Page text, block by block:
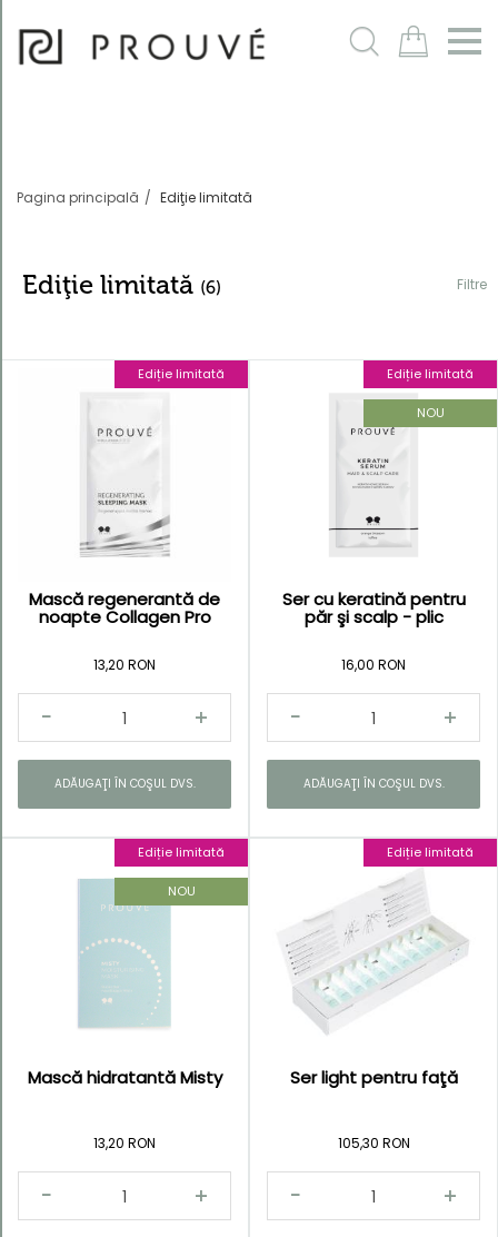
m
Pagina principală Ediţie limitată
Ediţie limitată (6) Filtre
Ediție limitată
Mască regenerantă de
noapte Collagen Pro
13,20 RON
ADĂUGAŢI ÎN COŞUL DVS.
Ediție limitată
NOU
Ser cu keratină pentru
păr şi scalp - plic
16,00 RON
ADĂUGAŢI ÎN COŞUL DVS.
Ediție limitată
NOU
Mască hidratantă Misty
13,20 RON
Ediție limitată
Ser light pentru faţă
105,30 RON
Filtre
Cod produs
Kategorie
and
Senses
Simply
Pleasures
Skin
Balance